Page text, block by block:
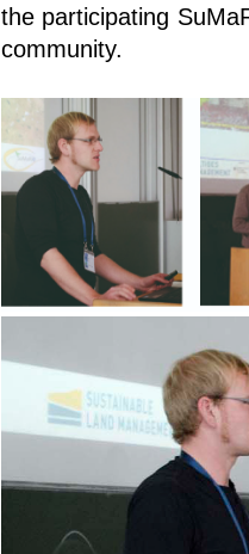
the participating
community.